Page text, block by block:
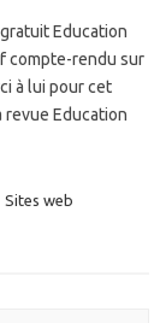
Education
compte-rendu sur
à lui pour cet
revue Education
Sites web